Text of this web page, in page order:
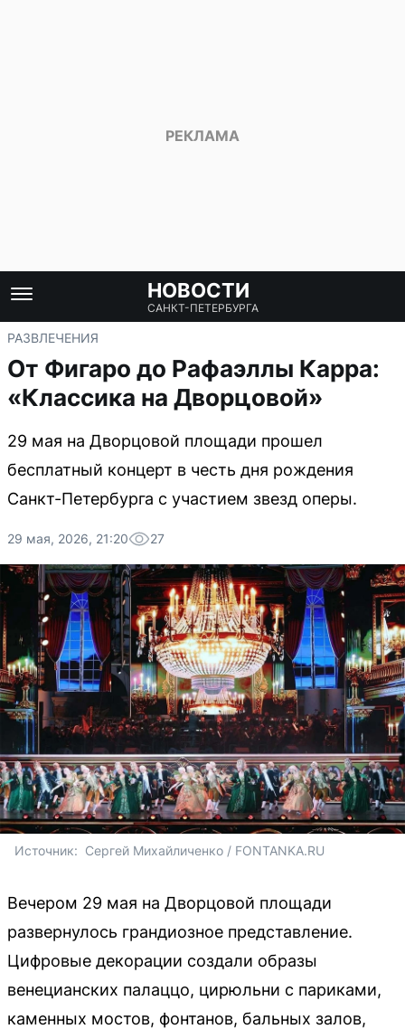
НОВОСТИ
САНКТ-ПЕТЕРБУРГА
РАЗВЛЕЧЕНИЯ
От Фигаро до Рафаэллы Карра:
«Классика на Дворцовой»
29 мая на Дворцовой площади прошел
бесплатный концерт в честь дня рождения
Санкт-Петербурга с участием звезд оперы.
29 мая, 2026, 21:20 27
Источник: Сергей Михайличенко / FONTANKA.RU
Вечером 29 мая на Дворцовой площади
развернулось грандиозное представление.
Цифровые декорации создали образы
венецианских палаццо, цирюльни с париками,
каменных мостов, фонтанов, бальных залов,